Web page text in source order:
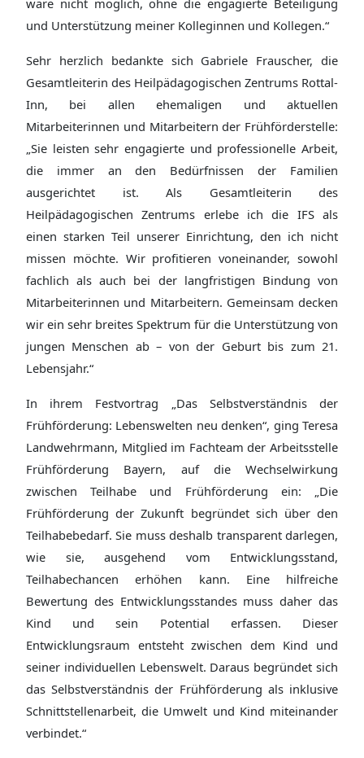
und Unterstützung meiner Kolleginnen und Kollegen.“
Sehr herzlich bedankte sich Gabriele Frauscher, die
Gesamtleiterin des Heilpädagogischen Zentrums Rottal-
Inn, bei allen ehemaligen und aktuellen
Mitarbeiterinnen und Mitarbeitern der Frühförderstelle:
„Sie leisten sehr engagierte und professionelle Arbeit,
die immer an den Bedürfnissen der Familien
ausgerichtet ist. Als Gesamtleiterin des
Heilpädagogischen Zentrums erlebe ich die IFS als
einen starken Teil unserer Einrichtung, den ich nicht
missen möchte. Wir profitieren voneinander, sowohl
fachlich als auch bei der langfristigen Bindung von
Mitarbeiterinnen und Mitarbeitern. Gemeinsam decken
wir ein sehr breites Spektrum für die Unterstützung von
jungen Menschen ab – von der Geburt bis zum 21.
Lebensjahr.“
In ihrem Festvortrag „Das Selbstverständnis der
Frühförderung: Lebenswelten neu denken“, ging Teresa
Landwehrmann, Mitglied im Fachteam der Arbeitsstelle
Frühförderung Bayern, auf die Wechselwirkung
zwischen Teilhabe und Frühförderung ein: „Die
Frühförderung der Zukunft begründet sich über den
Teilhabebedarf. Sie muss deshalb transparent darlegen,
wie sie, ausgehend vom Entwicklungsstand,
Teilhabechancen erhöhen kann. Eine hilfreiche
Bewertung des Entwicklungsstandes muss daher das
Kind und sein Potential erfassen. Dieser
Entwicklungsraum entsteht zwischen dem Kind und
seiner individuellen Lebenswelt. Daraus begründet sich
das Selbstverständnis der Frühförderung als inklusive
Schnittstellenarbeit, die Umwelt und Kind miteinander
verbindet.“